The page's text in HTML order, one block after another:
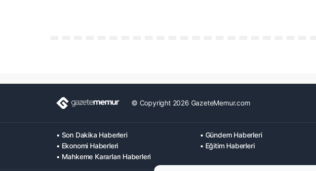
© Copyright 2026 GazeteMemur.com
• Son Dakika Haberleri • Gündem Haberleri
• Ekonomi Haberleri
• Eğitim Haberleri
• Mahkeme Kararları Haberleri